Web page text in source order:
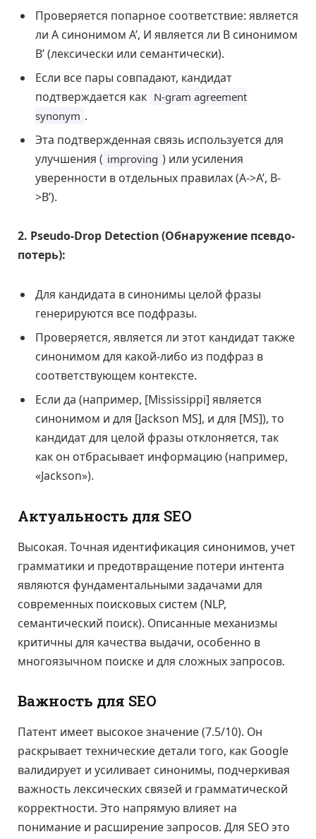
Проверяется попарное соответствие: является
ли A синонимом A’, И является ли B синонимом
B’ (лексически или семантически).
Если все пары совпадают, кандидат
подтверждается как N-gram agreement
synonym .
Эта подтвержденная связь используется для
улучшения ( improving ) или усиления
уверенности в отдельных правилах (A->A’, B-
>B’).
2. Pseudo-Drop Detection (Обнаружение псевдо-
потерь):
Для кандидата в синонимы целой фразы
генерируются все подфразы.
Проверяется, является ли этот кандидат также
синонимом для какой-либо из подфраз в
соответствующем контексте.
Если да (например, [Mississippi] является
синонимом и для [Jackson MS], и для [MS]), то
кандидат для целой фразы отклоняется, так
как он отбрасывает информацию (например,
«Jackson»).
Актуальность для SEO
Высокая. Точная идентификация синонимов, учет
грамматики и предотвращение потери интента
являются фундаментальными задачами для
современных поисковых систем (NLP,
семантический поиск). Описанные механизмы
критичны для качества выдачи, особенно в
многоязычном поиске и для сложных запросов.
Важность для SEO
Патент имеет высокое значение (7.5/10). Он
раскрывает технические детали того, как Google
валидирует и усиливает синонимы, подчеркивая
важность лексических связей и грамматической
корректности. Это напрямую влияет на
понимание и расширение запросов. Для SEO это